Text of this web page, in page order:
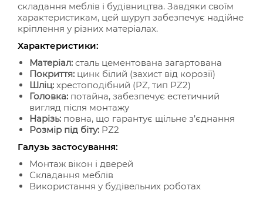
складання меблів і будівництва. Завдяки своїм
характеристикам, цей шуруп забезпечує надійне
кріплення у різних матеріалах.
Характеристики:
Матеріал: сталь цементована загартована
Покриття: цинк білий (захист від корозії)
Шліц: хрестоподібний (PZ, тип PZ2)
Головка: потайна, забезпечує естетичний
вигляд після монтажу
Нарізь: повна, що гарантує щільне з’єднання
Розмір під біту: PZ2
Галузь застосування:
Монтаж вікон і дверей
Складання меблів
Використання у будівельних роботах